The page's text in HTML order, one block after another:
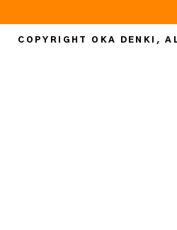
COPYRIGHT OKA DENKI,